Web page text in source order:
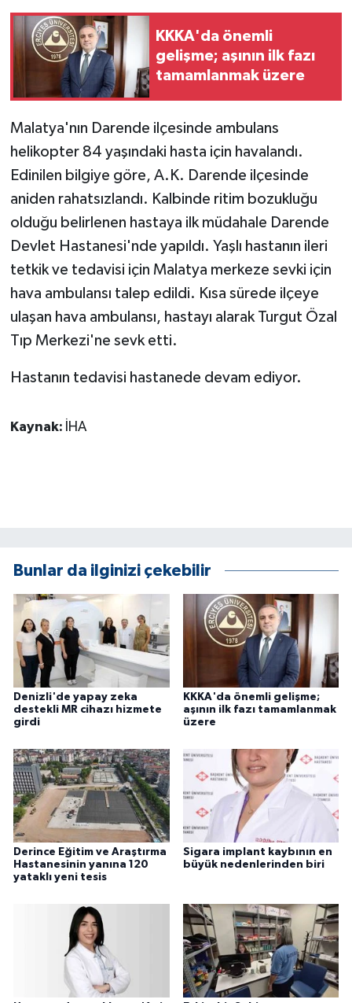
KKKA'da önemli
gelişme; aşının ilk fazı
tamamlanmak üzere
Malatya'nın Darende ilçesinde ambulans
helikopter 84 yaşındaki hasta için havalandı.
Edinilen bilgiye göre, A.K. Darende ilçesinde
aniden rahatsızlandı. Kalbinde ritim bozukluğu
olduğu belirlenen hastaya ilk müdahale Darende
Devlet Hastanesi'nde yapıldı. Yaşlı hastanın ileri
tetkik ve tedavisi için Malatya merkeze sevki için
hava ambulansı talep edildi. Kısa sürede ilçeye
ulaşan hava ambulansı, hastayı alarak Turgut Özal
Tıp Merkezi'ne sevk etti.
Hastanın tedavisi hastanede devam ediyor.
Kaynak: İHA
Bunlar da ilginizi çekebilir
Denizli'de yapay zeka
destekli MR cihazı hizmete
girdi
KKKA'da önemli gelişme;
aşının ilk fazı tamamlanmak
üzere
Derince Eğitim ve Araştırma
Hastanesinin yanına 120
yataklı yeni tesis
Sigara implant kaybının en
büyük nedenlerinden biri
GÜNDEM
Güvenlik
HABERDE İNSAN
İNSAN
İş Dünyası
Jandarma
Kadın
MAGAZİN
Otomobil
POLİTİKA
Turizm
ÜLKE GÜNDEMİ
YAŞAM
Yerel Haberler